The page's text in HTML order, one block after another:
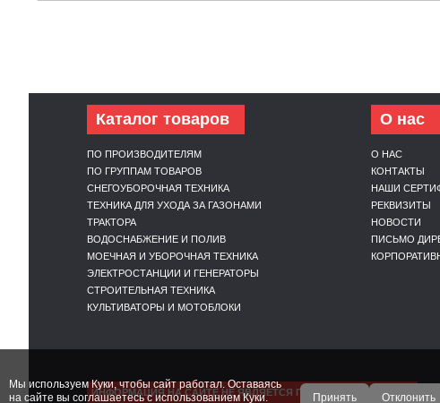
Каталог товаров
ПО ПРОИЗВОДИТЕЛЯМ
ПО ГРУППАМ ТОВАРОВ
СНЕГОУБОРОЧНАЯ ТЕХНИКА
ТЕХНИКА ДЛЯ УХОДА ЗА ГАЗОНАМИ
ТРАКТОРА
ВОДОСНАБЖЕНИЕ И ПОЛИВ
МОЕЧНАЯ И УБОРОЧНАЯ ТЕХНИКА
ЭЛЕКТРОСТАНЦИИ И ГЕНЕРАТОРЫ
СТРОИТЕЛЬНАЯ ТЕХНИКА
КУЛЬТИВАТОРЫ И МОТОБЛОКИ
О нас
О НАС
КОНТАКТЫ
НАШИ
РЕКВИЗИТЫ
НОВОСТИ
ПИСЬМО
ИНФОРМАЦИЯ НА САЙТЕ НЕ ЯВЛЯЕТСЯ ПУБЛИЧНОЙ ОФЕРТОЙ
Мы используем Куки, чтобы сайт работал. Оставаясь
на сайте вы соглашаетесь с использованием Куки.
Принять Отклонить